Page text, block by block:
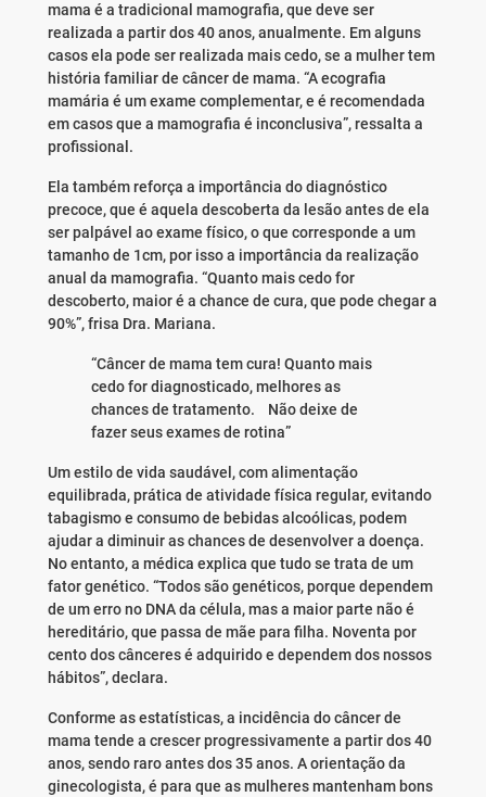
mama é a tradicional mamografia, que deve ser
realizada a partir dos 40 anos, anualmente. Em alguns
casos ela pode ser realizada mais cedo, se a mulher tem
história familiar de câncer de mama. “A ecografia
mamária é um exame complementar, e é recomendada
em casos que a mamografia é inconclusiva”, ressalta a
profissional.
Ela também reforça a importância do diagnóstico
precoce, que é aquela descoberta da lesão antes de ela
ser palpável ao exame físico, o que corresponde a um
tamanho de 1cm, por isso a importância da realização
anual da mamografia. “Quanto mais cedo for
descoberto, maior é a chance de cura, que pode chegar a
90%”, frisa Dra. Mariana.
“Câncer de mama tem cura! Quanto mais
cedo for diagnosticado, melhores as
chances de tratamento. Não deixe de
fazer seus exames de rotina”
Um estilo de vida saudável, com alimentação
equilibrada, prática de atividade física regular, evitando
tabagismo e consumo de bebidas alcoólicas, podem
ajudar a diminuir as chances de desenvolver a doença.
No entanto, a médica explica que tudo se trata de um
fator genético. “Todos são genéticos, porque dependem
de um erro no DNA da célula, mas a maior parte não é
hereditário, que passa de mãe para filha. Noventa por
cento dos cânceres é adquirido e dependem dos nossos
hábitos”, declara.
Conforme as estatísticas, a incidência do câncer de
mama tende a crescer progressivamente a partir dos 40
anos, sendo raro antes dos 35 anos. A orientação da
ginecologista, é para que as mulheres mantenham bons